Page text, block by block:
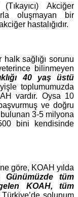
Akciğer
oluşmayan bir
hastalığıdır.
sağlığı sorunu
bilinmeyen
40 yaş üstü
toplumumuzda
vardır. Oysa 10
ve doğru
3-5 milyona
bini kendisinde
göre, KOAH yılda
Günümüzde tüm
KOAH, tüm